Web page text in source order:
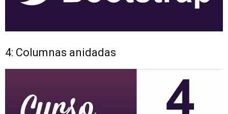
4: Columnas anidadas